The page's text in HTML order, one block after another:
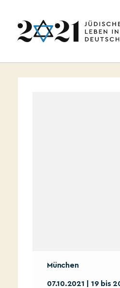
München
07.10.2021 | 19 bis